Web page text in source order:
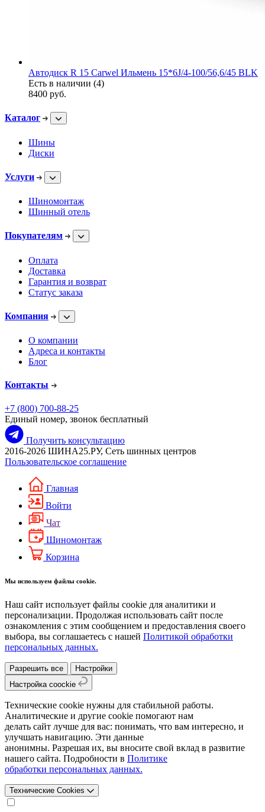
Автодиск R 15 Carwel Ильмень 15*6J/4-100/56,6/45 BLK
Есть в наличии (4)
8400 руб.
Каталог
Шины
Диски
Услуги
Шиномонтаж
Шинный отель
Покупателям
Оплата
Доставка
Гарантия и возврат
Статус заказа
Компания
О компании
Адреса и контакты
Блог
Контакты
+7 (800) 700-88-25
Единый номер, звонок бесплатный
Получить консультацию
2016-2026 ШИНА25.РУ, Сеть шинных центров
Пользовательское соглашение
Главная
Войти
Чат
Шиномонтаж
Корзина
Мы используем файлы cookie.
Наш сайт использует файлы cookie для аналитики и
персонализации. Продолжая использовать сайт после
ознакомления с этим сообщением и предоставления своего
выбора, вы соглашаетесь с нашей Политикой обработки
персональных данных.
Разрешить все
Настройки
Настройка coockie
Технические cookie нужны для стабильной работы.
Аналитические и другие cookie помогают нам
делать сайт лучше для вас: понимать, что вам интересно, и
улучшать навигацию. Эти данные
анонимны. Разрешая их, вы вносите свой вклад в развитие
нашего сайта. Подробности в Политике
обработки персональных данных.
Технические Cookies